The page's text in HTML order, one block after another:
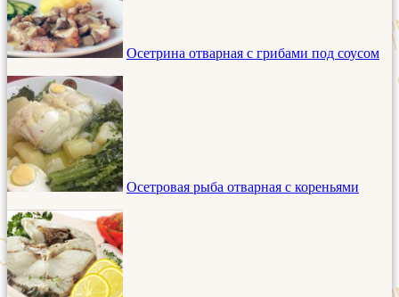
Осетрина отварная с грибами под соусом
Осетровая рыба отварная с кореньями